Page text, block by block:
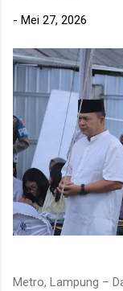
- Mei 27, 2026
Metro, Lampung –